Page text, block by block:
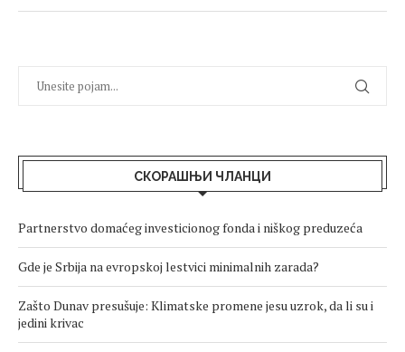
СКОРАШЊИ ЧЛАНЦИ
Partnerstvo domaćeg investicionog fonda i niškog preduzeća
Gde je Srbija na evropskoj lestvici minimalnih zarada?
Zašto Dunav presušuje: Klimatske promene jesu uzrok, da li su i
jedini krivac